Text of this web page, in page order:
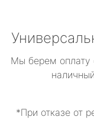
Мы берем оплату
*При отказе от